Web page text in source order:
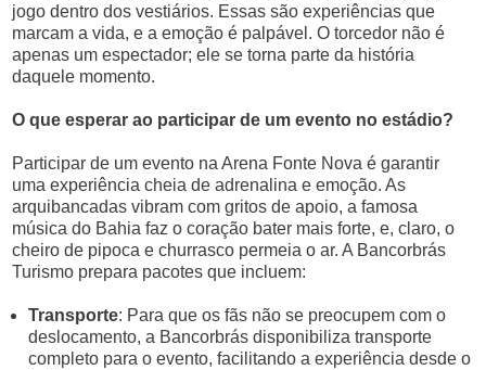
jogo dentro dos vestiários. Essas são experiências que
marcam a vida, e a emoção é palpável. O torcedor não é
apenas um espectador; ele se torna parte da história
daquele momento.
O que esperar ao participar de um evento no estádio?
Participar de um evento na Arena Fonte Nova é garantir
uma experiência cheia de adrenalina e emoção. As
arquibancadas vibram com gritos de apoio, a famosa
música do Bahia faz o coração bater mais forte, e, claro, o
cheiro de pipoca e churrasco permeia o ar. A Bancorbrás
Turismo prepara pacotes que incluem:
Transporte: Para que os fãs não se preocupem com o
deslocamento, a Bancorbrás disponibiliza transporte
completo para o evento, facilitando a experiência desde o